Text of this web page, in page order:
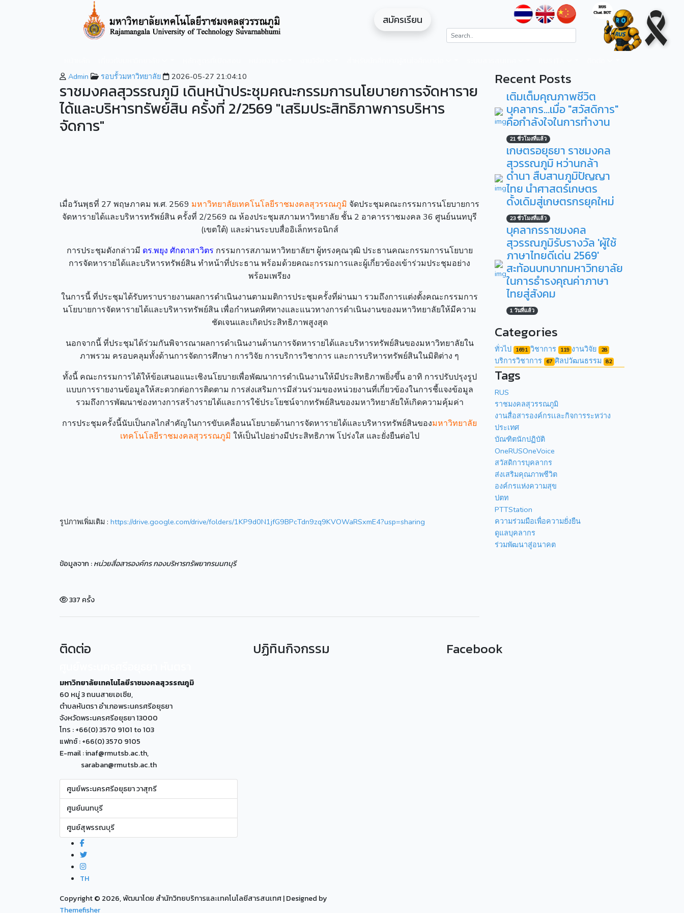
สมัครเรียน
Admin รอบรั้วมหาวิทยาลัย 2026-05-27 21:04:10
ราชมงคลสุวรรณภูมิ เดินหน้าประชุมคณะกรรมการนโยบายการจัดหาราย
ได้และบริหารทรัพย์สิน ครั้งที่ 2/2569 "เสริมประสิทธิภาพการบริหาร
จัดการ"
เมื่อวันพุธที่ 27 พฤษภาคม พ.ศ. 2569 มหาวิทยาลัยเทคโนโลยีราชมงคลสุวรรณภูมิ จัดประชุมคณะกรรมการนโยบายการ
จัดหารายได้และบริหารทรัพย์สิน ครั้งที่ 2/2569 ณ ห้องประชุมสภามหาวิทยาลัย ชั้น 2 อาคารราชมงคล 36 ศูนย์นนทบุรี
(เขตใต้) และผ่านระบบสื่ออิเล็กทรอนิกส์
การประชุมดังกล่าวมี ดร.พยุง ศักดาสาวิตร กรรมการสภามหาวิทยาลัยฯ ผู้ทรงคุณวุฒิ ประธานคณะกรรมการนโยบาย
การจัดหารายได้และบริหารทรัพย์สิน ทำหน้าที่ประธาน พร้อมด้วยคณะกรรมการและผู้เกี่ยวข้องเข้าร่วมประชุมอย่าง
พร้อมเพรียง
ในการนี้ ที่ประชุมได้รับทราบรายงานผลการดำเนินงานตามมติการประชุมครั้งที่ผ่านมา รวมถึงการแต่งตั้งคณะกรรมการ
นโยบายการจัดหารายได้และบริหารทรัพย์สิน เพื่อกำหนดทิศทางและแนวทางการดำเนินงานของมหาวิทยาลัยให้มีความ
ชัดเจนและเกิดประสิทธิภาพสูงสุด
นอกจากนี้ ที่ประชุมได้ร่วมกันพิจารณาผลการดำเนินงานด้านการจัดหารายได้และบริหารทรัพย์สินของมหาวิทยาลัยใน
ภาพรวม ครอบคลุมทั้งด้านการจัดการศึกษา การวิจัย การบริการวิชาการ และการบริหารทรัพย์สินในมิติต่าง ๆ
ทั้งนี้ คณะกรรมการได้ให้ข้อเสนอแนะเชิงนโยบายเพื่อพัฒนาการดำเนินงานให้มีประสิทธิภาพยิ่งขึ้น อาทิ การปรับปรุงรูป
แบบการรายงานข้อมูลให้สะดวกต่อการติดตาม การส่งเสริมการมีส่วนร่วมของหน่วยงานที่เกี่ยวข้องในการชี้แจงข้อมูล
รวมถึงการพัฒนาช่องทางการสร้างรายได้และการใช้ประโยชน์จากทรัพย์สินของมหาวิทยาลัยให้เกิดความคุ้มค่า
การประชุมครั้งนี้นับเป็นกลไกสำคัญในการขับเคลื่อนนโยบายด้านการจัดหารายได้และบริหารทรัพย์สินของมหาวิทยาลัย
เทคโนโลยีราชมงคลสุวรรณภูมิ ให้เป็นไปอย่างมีประสิทธิภาพ โปร่งใส และยั่งยืนต่อไป
รูปภาพเพิ่มเติม : https://drive.google.com/drive/folders/1KP9d0N1jfG9BPcTdn9zq9KVOWaRSxmE4?usp=sharing
ข้อมูลจาก :หน่วยสื่อสารองค์กร กองบริหารทรัพยากรนนทบุรี
337 ครั้ง
Recent Posts
เติมเต็มคุณภาพชีวิต
บุคลากร...เมื่อ "สวัสดิการ"
คือกำลังใจในการทำงาน
21 ชั่วโมงที่แล้ว
เกษตรอยุธยา ราชมงคล
สุวรรณภูมิ หว่านกล้า
ดำนา สืบสานภูมิปัญญา
ไทย นำศาสตร์เกษตร
ดั้งเดิมสู่เกษตรกรยุคใหม่
23 ชั่วโมงที่แล้ว
บุคลากรราชมงคล
สุวรรณภูมิรับรางวัล 'ผู้ใช้
ภาษาไทยดีเด่น 2569'
สะท้อนบทบาทมหาวิทยาลัย
ในการธำรงคุณค่าภาษา
ไทยสู่สังคม
1 วันที่แล้ว
Categories
ทั่วไป 1691 วิชาการ 119 งานวิจัย 28
บริการวิชาการ 67 ศิลปวัฒนธรรม 82
Tags
RUS
ราชมงคลสุวรรณภูมิ
งานสื่อสารองค์กรเเละกิจการระหว่าง
ประเทศ
บัณฑิตนักปฏิบัติ
OneRUSOneVoice
สวัสดิการบุคลากร
ส่งเสริมคุณภาพชีวิต
องค์กรแห่งความสุข
ปตท
PTTStation
ความร่วมมือเพื่อความยั่งยืน
ดูแลบุคลากร
ร่วมพัฒนาสู่อนาคต
ติดต่อ
มหาวิทยาลัยเทคโนโลยีราชมงคลสุวรรณภูมิ
60 หมู่ 3 ถนนสายเอเซีย,
ตำบลหันตรา อำเภอพระนครศรีอยุธยา
จังหวัดพระนครศรีอยุธยา 13000
โทร : +66(0) 3570 9101 to 103
แฟกซ์ : +66(0) 3570 9105
E-mail : inaf@rmutsb.ac.th,
saraban@rmutsb.ac.th
ศูนย์พระนครศรีอยุธยา วาสุกรี
ศูนย์นนทบุรี
ศูนย์สุพรรณบุรี
TH
ปฏิทินกิจกรรม Facebook
Copyright © 2026, พัฒนาโดย สำนักวิทยบริการและเทคโนโลยีสารสนเทศ| Designed by
Themefisher